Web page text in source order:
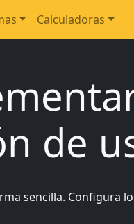
Calculadoras
de
sencilla. Configura